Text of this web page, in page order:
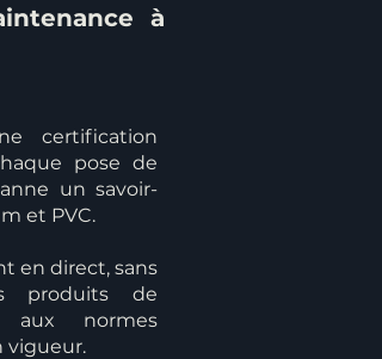
à
certification
pose de
un savoir-
et PVC.
en direct, sans
produits de
aux normes
vigueur.